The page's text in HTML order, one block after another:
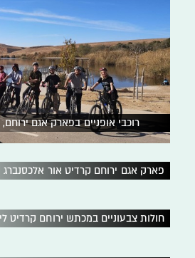
רוכבי אופניים בפארק אגם
פארק אגם ירוחם קרדיט אור אלכסנברג
חולות צבעוניים במכתש ירוחם קרדיט